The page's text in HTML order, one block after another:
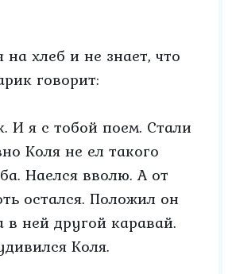
хлеб и не знает, что
говорит:
И я с тобой поем. Стали
Коля не ел такого
Наелся вволю. А от
остался. Положил он
в ней другой каравай.
Коля.